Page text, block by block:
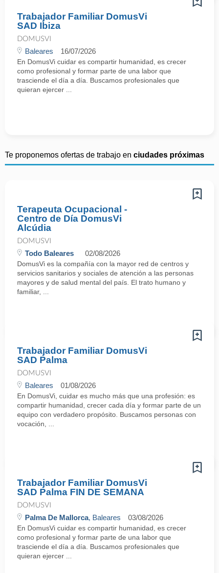
Trabajador Familiar DomusVi
SAD Ibiza
DOMUSVI
Baleares 16/07/2026
En DomusVi cuidar es compartir humanidad, es crecer
como profesional y formar parte de una labor que
trasciende el día a día. Buscamos profesionales que
quieran ejercer ...
Te proponemos ofertas de trabajo en ciudades próximas
Terapeuta Ocupacional -
Centro de Día DomusVi
Alcúdia
DOMUSVI
Todo Baleares 02/08/2026
DomusVi es la compañía con la mayor red de centros y
servicios sanitarios y sociales de atención a las personas
mayores y de salud mental del país. El trato humano y
familiar, ...
Trabajador Familiar DomusVi
SAD Palma
DOMUSVI
Baleares 01/08/2026
En DomusVi, cuidar es mucho más que una profesión: es
compartir humanidad, crecer cada día y formar parte de un
equipo con verdadero propósito. Buscamos personas con
vocación, ...
Trabajador Familiar DomusVi
SAD Palma FIN DE SEMANA
DOMUSVI
Palma De Mallorca, Baleares 03/08/2026
En DomusVi cuidar es compartir humanidad, es crecer
como profesional y formar parte de una labor que
trasciende el día a día. Buscamos profesionales que
quieran ejercer ...